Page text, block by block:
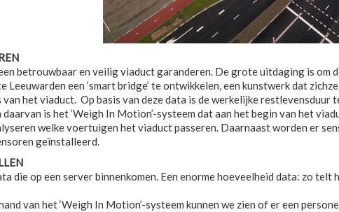
betrouwbaar en veilig viaduct garanderen. De grote uitdaging is
Leeuwarden een ‘smart bridge’ te ontwikkelen, een kunstwerk dat
het viaduct. Op basis van deze data is de werkelijke
daarvan is het ‘Weigh In Motion’-systeem dat aan het begin van het
welke voertuigen het viaduct passeren. Daarnaast worden er
geïnstalleerd.
die op een server binnenkomen. Een enorme hoeveelheid data: zo
van het ‘Weigh In Motion’-systeem kunnen we zien of er een